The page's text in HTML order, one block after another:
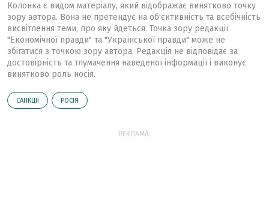
Колонка є видом матеріалу, який відображає винятково точку
зору автора. Вона не претендує на об'єктивність та всебічність
висвітлення теми, про яку йдеться. Точка зору редакції
"Економічної правди" та "Української правди" може не
збігатися з точкою зору автора. Редакція не відповідає за
достовірність та тлумачення наведеної інформації і виконує
винятково роль носія.
САНКЦІЇ РОСІЯ
РЕКЛАМА: